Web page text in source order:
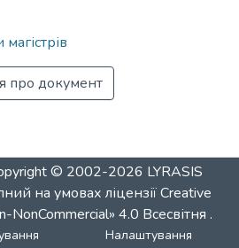
про документ
© 2002-2026 LYRASIS
на умовах ліцензіїCreative
NonCommercial» 4.0 Всесвітня .
Налаштування